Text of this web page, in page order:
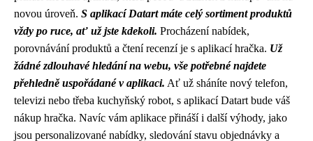
novou úroveň. S aplikací Datart máte celý sortiment produktů
vždy po ruce, ať už jste kdekoli. Procházení nabídek,
porovnávání produktů a čtení recenzí je s aplikací hračka. Už
žádné zdlouhavé hledání na webu, vše potřebné najdete
přehledně uspořádané v aplikaci. Ať už sháníte nový telefon,
televizi nebo třeba kuchyňský robot, s aplikací Datart bude váš
nákup hračka. Navíc vám aplikace přináší i další výhody, jako
jsou personalizované nabídky, sledování stavu objednávky a